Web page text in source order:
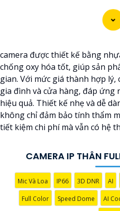
xác và rõ ràng. Hình ảnh từ
giúp bạn dễ dàng nhận diện
camera được thiết kế bằng
chống oxy hóa tốt, giúp sản
gian. Với mức giá thành hợp
gia đình và cửa hàng, đáp ứng
hiệu quả. Thiết kế nhẹ và dễ
không chỉ đảm bảo tính thẩm
tiết kiệm chi phí mà vẫn có hệ
CAMERA IP THÂN
Mic Và Loa IP66 3D DNR AI
Full Color Speed Dome AI